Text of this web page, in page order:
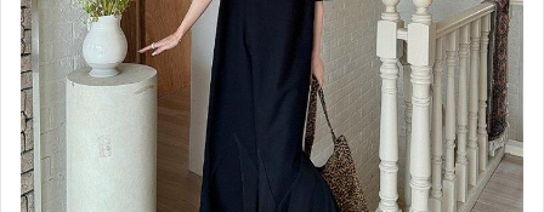
👍優質大碼T預購-夏季
👍優質大碼T預購-秋冬
🌑BK暗黑--全系列
💖AT潮服--全系列